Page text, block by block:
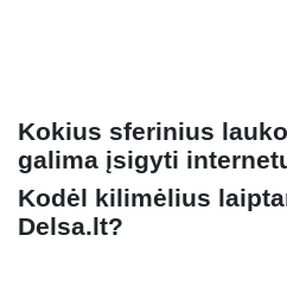
Kokius sferinius
galima įsigyti
Kodėl kilimėlius
Delsa.lt?